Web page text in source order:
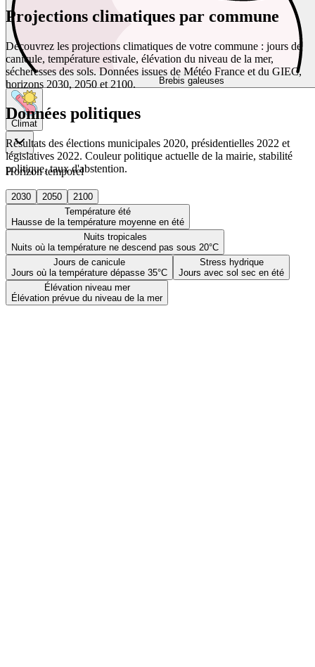
Brebis galeuses
Climat
Horizon temporel
2030 2050
2100
Température été
Hausse de la température moyenne en été
Nuits tropicales
Nuits où la température ne descend pas sous 20°C
Jours de canicule
Jours où la température dépasse 35°C
Stress hydrique
Jours avec sol sec en été
Élévation niveau mer
Élévation prévue du niveau de la mer
Projections climatiques par commune
Découvrez les projections climatiques de votre commune : jours de
canicule, température estivale, élévation du niveau de la mer,
sécheresses des sols. Données issues de Météo France et du GIEC,
horizons 2030, 2050 et 2100.
Données politiques
Résultats des élections municipales 2020, présidentielles 2022 et
législatives 2022. Couleur politique actuelle de la mairie, stabilité
politique, taux d'abstention.